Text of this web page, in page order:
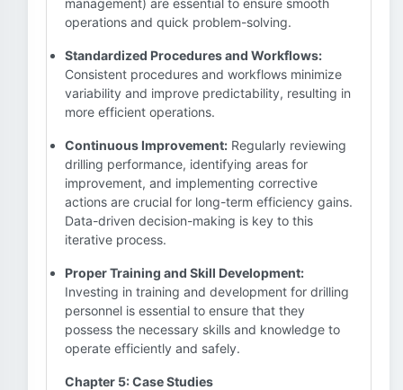
management) are essential to ensure smooth
operations and quick problem-solving.
Standardized Procedures and Workflows:
Consistent procedures and workflows minimize
variability and improve predictability, resulting in
more efficient operations.
Continuous Improvement: Regularly reviewing
drilling performance, identifying areas for
improvement, and implementing corrective
actions are crucial for long-term efficiency gains.
Data-driven decision-making is key to this
iterative process.
Proper Training and Skill Development:
Investing in training and development for drilling
personnel is essential to ensure that they
possess the necessary skills and knowledge to
operate efficiently and safely.
Chapter 5: Case Studies